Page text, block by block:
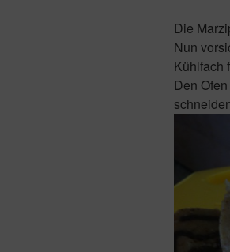
Die
Nun
Kühlfach
Den